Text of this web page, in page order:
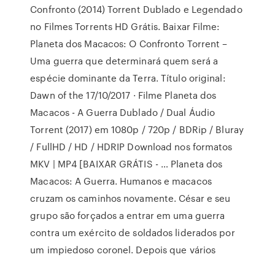
Confronto (2014) Torrent Dublado e Legendado
no Filmes Torrents HD Grátis. Baixar Filme:
Planeta dos Macacos: O Confronto Torrent –
Uma guerra que determinará quem será a
espécie dominante da Terra. Título original:
Dawn of the 17/10/2017 · Filme Planeta dos
Macacos - A Guerra Dublado / Dual Áudio
Torrent (2017) em 1080p / 720p / BDRip / Bluray
/ FullHD / HD / HDRIP Download nos formatos
MKV | MP4 [BAIXAR GRÁTIS - … Planeta dos
Macacos: A Guerra. Humanos e macacos
cruzam os caminhos novamente. César e seu
grupo são forçados a entrar em uma guerra
contra um exército de soldados liderados por
um impiedoso coronel. Depois que vários